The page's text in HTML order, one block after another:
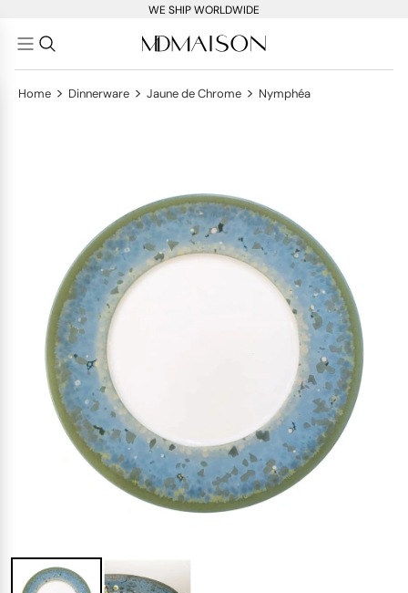
WE SHIP WORLDWIDE
Home > Dinnerware > Jaune de Chrome > Nymphéa